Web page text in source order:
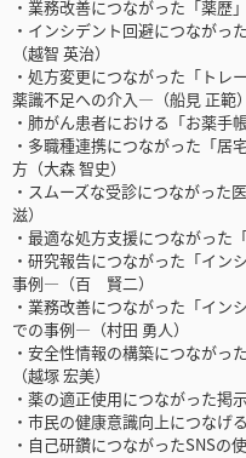
・業務改善につながった「薬歴
・インシデント回避につながっ
（越智 英治）
・処方変更につながった「ト
薬識不足への介入―（船見 正範）
・肺がん患者における「お薬手
・多職種連携につながった「居
方（大森 智史）
・スムーズな受診につながった
滋）
・最適な処方支援につながった
・研究報告につながった「イ
事例―（百 賢二）
・業務改善につながった「イ
での事例―（村田 勇人）
・安全性情報の構築につながっ
（越塚 宏美）
・薬の適正使用につながった掲
・市民の健康意識向上につなげ
・自己研鑽につながったSNSの